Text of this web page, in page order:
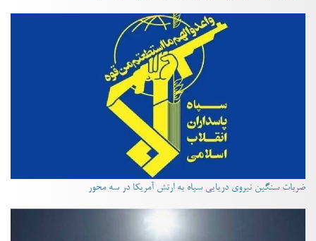
ضربات سنگین نیروی دریایی سپاه به ارتش آمریکا در سه محور